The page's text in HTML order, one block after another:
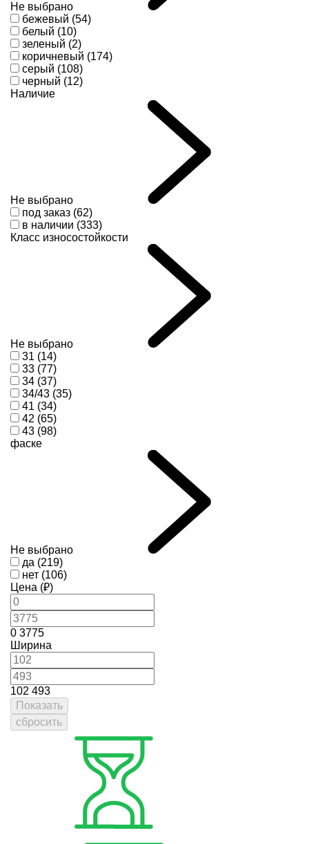
Не выбрано
бежевый (54)
белый (10)
зеленый (2)
коричневый (174)
серый (108)
черный (12)
Наличие
Не выбрано
под заказ (62)
в наличии (333)
Класс износостойкости
Не выбрано
31 (14)
33 (77)
34 (37)
34/43 (35)
41 (34)
42 (65)
43 (98)
фаске
Не выбрано
да (219)
нет (106)
Цена (₽)
0 3775
Ширина
102 493
Показать
сбросить